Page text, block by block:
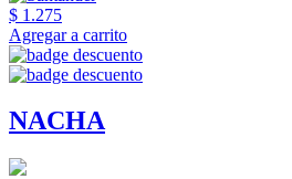
$ 1.275
Agregar a carrito
NACHA